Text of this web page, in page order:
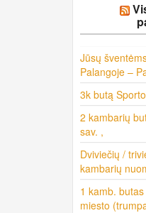
Jūsų
Palangoje –
3k butą
2 kambarių
sav. ,
Dviviečių /
kambarių
1 kamb.
miesto